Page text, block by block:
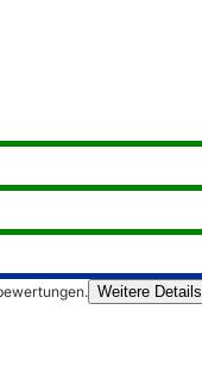
Weitere Details